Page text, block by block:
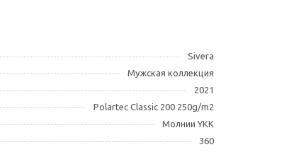
Sivera
Мужская коллекция
2021
Polartec Classic 200 250g/m2
Молнии YKK
360